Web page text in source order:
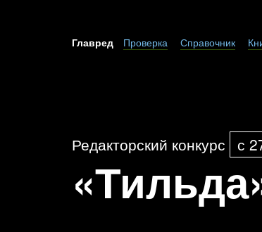
Главред Проверка Справочник
Редакторский конкурс с